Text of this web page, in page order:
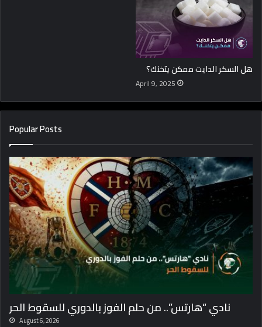
هل السكر الدايت ممكن يتخنك؟
April 9, 2025
Popular Posts
نادي “هارتس”.. من حلم الفوز بالدوري للسقوط الحر
August 6, 2026